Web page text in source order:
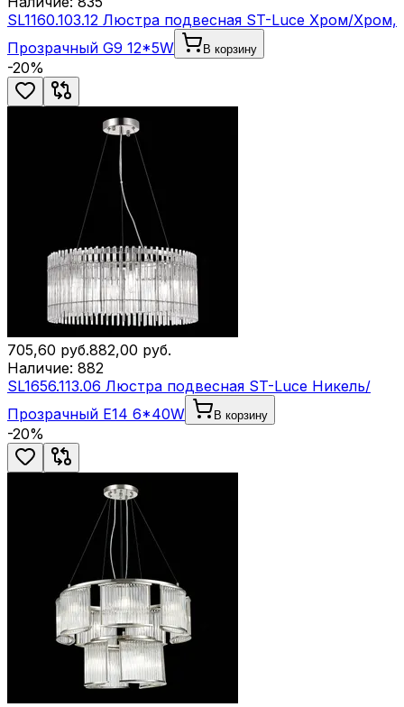
SL1160.103.12 Люстра подвесная ST-Luce Хром/Хром,
Прозрачный G9 12*5W
В корзину
-20%
705,60 руб.882,00 руб.
Наличие: 882
SL1656.113.06 Люстра подвесная ST-Luce Никель/
Прозрачный E14 6*40W
В корзину
-20%